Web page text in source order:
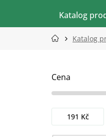
Katalog
Katalog
Cena
191 Kč